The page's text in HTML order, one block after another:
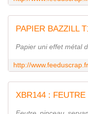
Papier uni effet métal